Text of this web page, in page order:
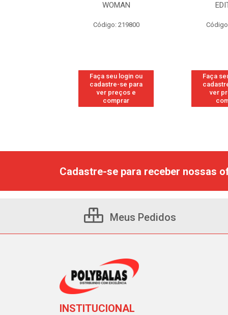
WOMAN
Código: 219800
Faça seu login ou
cadastre-se para
ver preços e
comprar
Faça
ver
Cadastre-se para receber nossas
Meus Pedidos
INSTITUCIONAL